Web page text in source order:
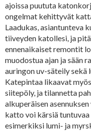
ajoissa puututa
ongelmat kehittyvät
Laadukas, asiantunteva
tiiveyden katollesi, ja
ennenaikaiset remontit
muodostua ajan ja sään
auringon uv-säteily sekä
Katepintaa likaavat
siitepöly, ja tilannetta
alkuperäisen
katto voi kärsiä
esimerkiksi lumi- ja